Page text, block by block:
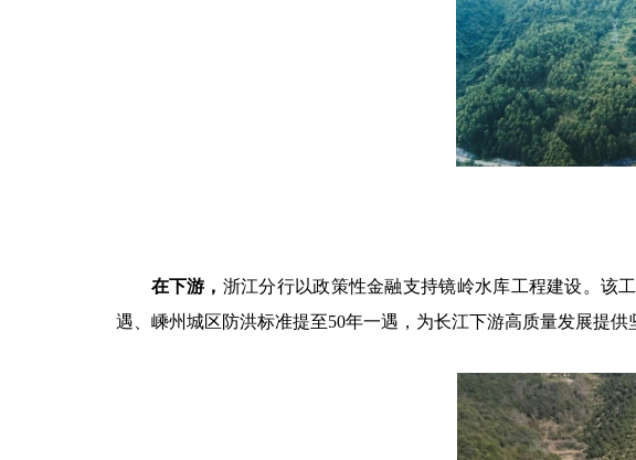
在下游， 浙江分行以政策性金融支持镜岭水库工程建设。该
遇、嵊州城区防洪标准提至50年一遇，为长江下游高质量发展提供